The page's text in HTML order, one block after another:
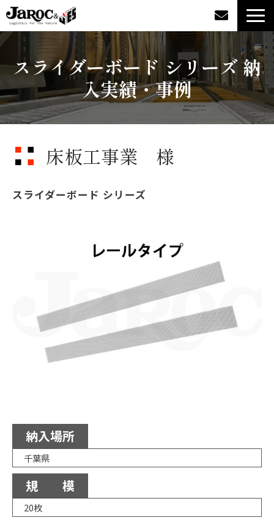
製品情報
企業情報
カタログダウンロード
ジャロックコラム
スライダーボード シリーズ 納
入実績・事例
床板工事業 様
スライダーボード シリーズ
納入場所
千葉県
規 模
20枚